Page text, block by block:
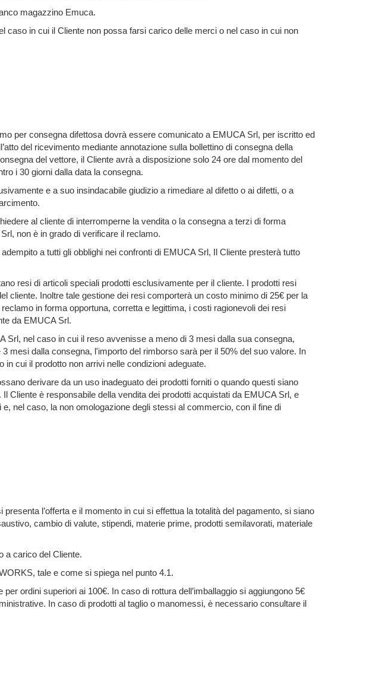
magazzino Emuca.
in cui il Cliente non possa farsi carico delle merci o nel caso in cui non
per consegna difettosa dovrà essere comunicato a EMUCA Srl, per iscritto ed
del ricevimento mediante annotazione sulla bollettino di consegna della
del vettore, il Cliente avrà a disposizione solo 24 ore dal momento del
i 30 giorni dalla data la consegna.
e a suo insindacabile giudizio a rimediare al difetto o ai difetti, o a
al cliente di interromperne la vendita o la consegna a terzi di forma
non è in grado di verificare il reclamo.
a tutti gli obblighi nei confronti di EMUCA Srl, Il Cliente presterà tutto
resi di articoli speciali prodotti esclusivamente per il cliente. I prodotti resi
cliente. Inoltre tale gestione dei resi comporterà un costo minimo di 25€ per la
in forma opportuna, corretta e legittima, i costi ragionevoli dei resi
da EMUCA Srl.
Srl, nel caso in cui il reso avvenisse a meno di 3 mesi dalla sua consegna,
mesi dalla consegna, l'importo del rimborso sarà per il 50% del suo valore. In
cui il prodotto non arrivi nelle condizioni adeguate.
derivare da un uso inadeguato dei prodotti forniti o quando questi siano
Cliente è responsabile della vendita dei prodotti acquistati da EMUCA Srl, e
nel caso, la non omologazione degli stessi al commercio, con il fine di
l’offerta e il momento in cui si effettua la totalità del pagamento, si siano
cambio di valute, stipendi, materie prime, prodotti semilavorati, materiale
a carico del Cliente.
tale e come si spiega nel punto 4.1.
ordini superiori ai 100€. In caso di rottura dell’imballaggio si aggiungono 5€
In caso di prodotti al taglio o manomessi, è necessario consultare il